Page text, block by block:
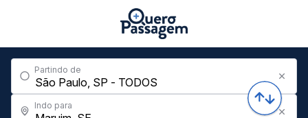
Partindo de
Indo para